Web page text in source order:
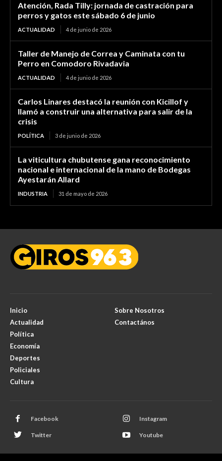
Atención, Rada Tilly: jornada de castración para
perros y gatos este sábado 6 de junio
ACTUALIDAD 4 de junio de 2026
Taller de Manejo de Correa y Caminata con tu
Perro en Comodoro Rivadavia
ACTUALIDAD 4 de junio de 2026
Carlos Linares destacó la reunión con Kicillof y
llamó a construir una alternativa para salir de la
crisis
POLÍTICA 3 de junio de 2026
La viticultura chubutense gana reconocimiento
nacional e internacional de la mano de Bodegas
Ayestarán Allard
INDUSTRIA 31 de mayo de 2026
Inicio
Actualidad
Política
Economía
Deportes
Policiales
Cultura
Sobre Nosotros
Contactános
Facebook Instagram
Twitter Youtube